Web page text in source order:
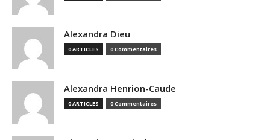
Alexandra Dieu
0 ARTICLES 0 Commentaires
Alexandra Henrion-Caude
0 ARTICLES 0 Commentaires